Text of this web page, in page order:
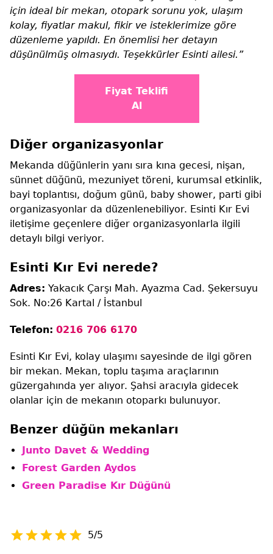
için ideal bir mekan, otopark sorunu yok, ulaşım
kolay, fiyatlar makul, fikir ve isteklerimize göre
düzenleme yapıldı. En önemlisi her detayın
düşünülmüş olmasıydı. Teşekkürler Esinti ailesi.”
Fiyat Teklifi
Al
Diğer organizasyonlar
Mekanda düğünlerin yanı sıra kına gecesi, nişan,
sünnet düğünü, mezuniyet töreni, kurumsal etkinlik,
bayi toplantısı, doğum günü, baby shower, parti gibi
organizasyonlar da düzenlenebiliyor. Esinti Kır Evi
iletişime geçenlere diğer organizasyonlarla ilgili
detaylı bilgi veriyor.
Esinti Kır Evi nerede?
Adres: Yakacık Çarşı Mah. Ayazma Cad. Şekersuyu
Sok. No:26 Kartal / İstanbul
Telefon: 0216 706 6170
Esinti Kır Evi, kolay ulaşımı sayesinde de ilgi gören
bir mekan. Mekan, toplu taşıma araçlarının
güzergahında yer alıyor. Şahsi aracıyla gidecek
olanlar için de mekanın otoparkı bulunuyor.
Benzer düğün mekanları
Junto Davet & Wedding
Forest Garden Aydos
Green Paradise Kır Düğünü
5/5